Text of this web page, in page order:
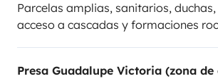
Parcelas amplias, sanitarios,
acceso a cascadas y formaciones
Presa Guadalupe Victoria (zona